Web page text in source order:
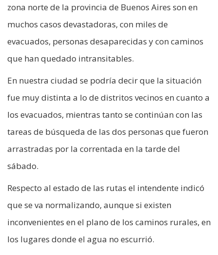
zona norte de la provincia de Buenos Aires son en
muchos casos devastadoras, con miles de
evacuados, personas desaparecidas y con caminos
que han quedado intransitables.
En nuestra ciudad se podría decir que la situación
fue muy distinta a lo de distritos vecinos en cuanto a
los evacuados, mientras tanto se continúan con las
tareas de búsqueda de las dos personas que fueron
arrastradas por la correntada en la tarde del
sábado.
Respecto al estado de las rutas el intendente indicó
que se va normalizando, aunque si existen
inconvenientes en el plano de los caminos rurales, en
los lugares donde el agua no escurrió.